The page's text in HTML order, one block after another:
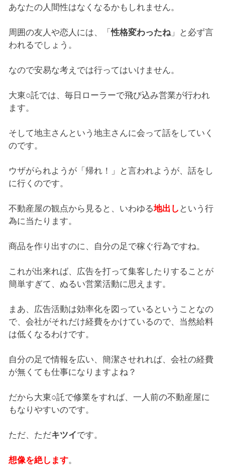
あなたの人間性はなくなるかもしれません。
周囲の友人や恋人には、「性格変わったね」と必ず言
われるでしょう。
なので安易な考えでは行ってはいけません。
大東○託では、毎日ローラーで飛び込み営業が行われ
ます。
そして地主さんという地主さんに会って話をしていく
のです。
ウザがられようが「帰れ！」と言われようが、話をし
に行くのです。
不動産屋の観点から見ると、いわゆる地出し という行
為に当たります。
商品を作り出すのに、自分の足で稼ぐ行為ですね。
これが出来れば、広告を打って集客したりすることが
簡単すぎて、ぬるい営業活動に思えます。
まあ、広告活動は効率化を図っているということなの
で、会社がそれだけ経費をかけているので、当然給料
は低くなるわけです。
自分の足で情報を広い、簡潔させれれば、会社の経費
が無くても仕事になりますよね？
だから大東○託で修業をすれば、一人前の不動産屋に
もなりやすいのです。
ただ、ただキツイです。
想像を絶します。